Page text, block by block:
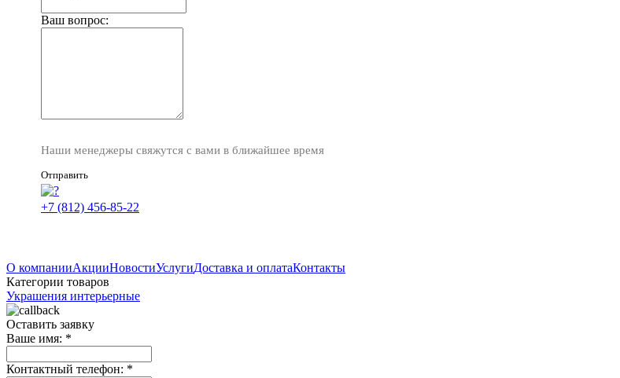
Ваш вопрос:
Наши менеджеры свяжутся с вами в ближайшее время
Отправить
+7 (812) 456-85-22
О компанииАкцииНовостиУслугиДоставка и оплатаКонтакты
Категории товаров
Украшения интерьерные
Оставить заявку
Ваше имя: *
Контактный телефон: *